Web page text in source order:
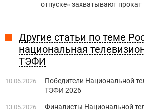
отпуске» захватывают прокат
Другие статьи по теме
национальная
ТЭФИ
10.06.2026
Победители Национальной
ТЭФИ 2026
13.05.2026
Финалисты Национальной